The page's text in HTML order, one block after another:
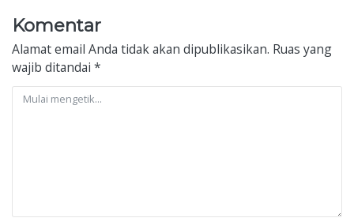
Komentar
Alamat email Anda tidak akan dipublikasikan. Ruas yang
wajib ditandai *